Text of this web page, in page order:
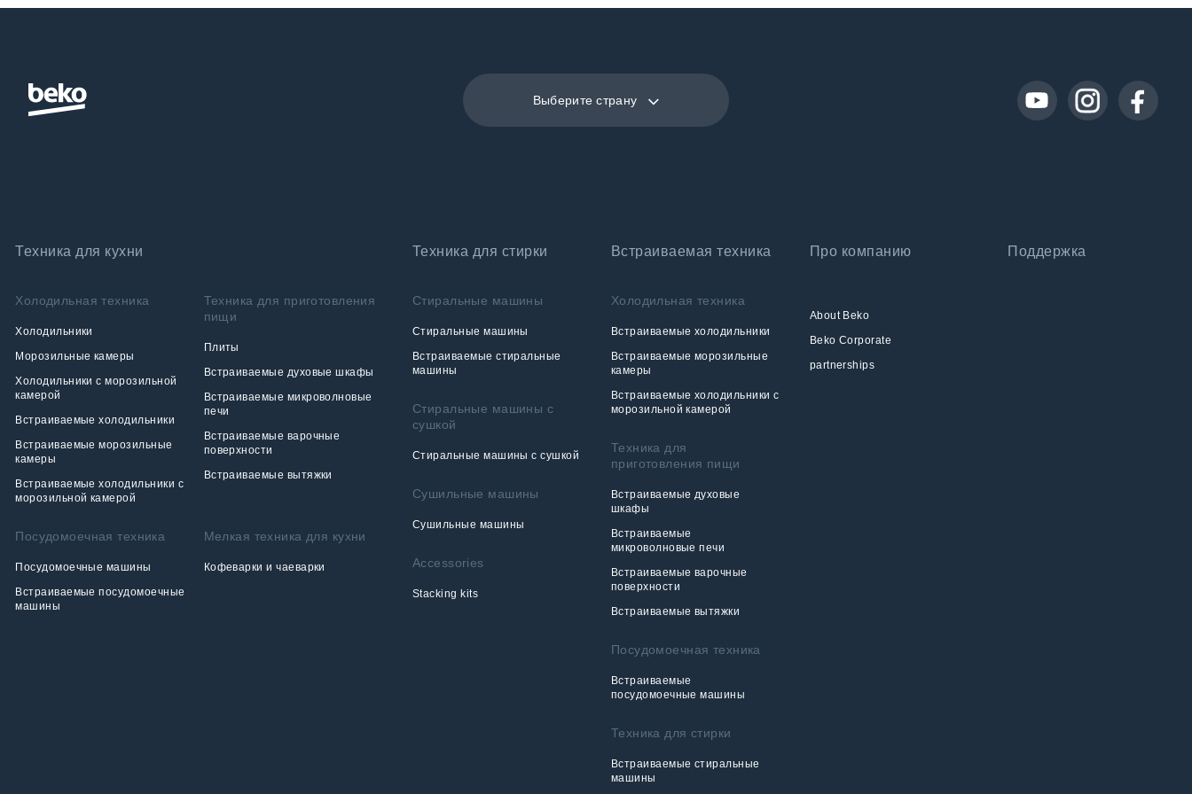
Дополнительная экономия электроэнергии
HygieneShield: UV Light for Superior Cleanliness
Выберите страну
Техника для кухни
Холодильная техника
Холодильники
Морозильные камеры
Холодильники с морозильной
камерой
Встраиваемые холодильники
Встраиваемые морозильные
камеры
Встраиваемые холодильники с
морозильной камерой
Техника для приготовления
пищи
Плиты
Встраиваемые духовые шкафы
Встраиваемые микроволновые
печи
Встраиваемые варочные
поверхности
Встраиваемые вытяжки
Посудомоечная техника
Посудомоечные машины
Встраиваемые посудомоечные
машины
Мелкая техника для кухни
Кофеварки и чаеварки
Техника для стирки
Стиральные машины
Стиральные машины
Встраиваемые стиральные
машины
Стиральные машины с
сушкой
Стиральные машины с сушкой
Сушильные машины
Сушильные машины
Accessories
Stacking kits
Встраиваемая техника
Холодильная техника
Встраиваемые холодильники
Встраиваемые морозильные
камеры
Встраиваемые холодильники с
морозильной камерой
Техника для
приготовления пищи
Встраиваемые духовые
шкафы
Встраиваемые
микроволновые печи
Встраиваемые варочные
поверхности
Встраиваемые вытяжки
Посудомоечная техника
Встраиваемые
посудомоечные машины
Техника для стирки
Встраиваемые стиральные
машины
Про компанию
About Beko
Beko Corporate
partnerships
Поддержка